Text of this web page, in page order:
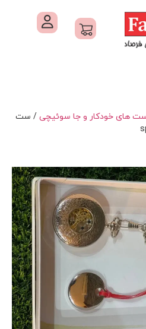
های خودکار و جا سوئیچی/ ست